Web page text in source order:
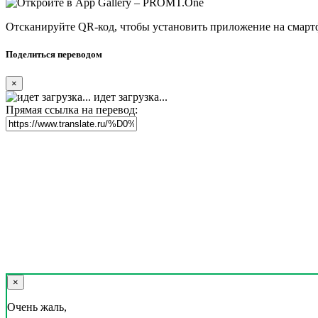
Отсканируйте QR-код, чтобы установить приложение на
Поделиться переводом
×
идет загрузка...
Прямая ссылка на перевод:
×
Очень жаль,